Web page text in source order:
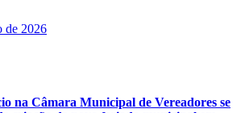
de 2026
na Câmara Municipal de Vereadores se